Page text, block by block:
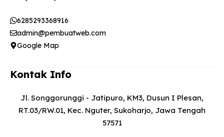
6285293368916
admin@pembuatweb.com
Google Map
Kontak Info
Jl. Songgorunggi - Jatipuro, KM3, Dusun I Plesan,
RT.03/RW.01, Kec. Nguter, Sukoharjo, Jawa Tengah
57571